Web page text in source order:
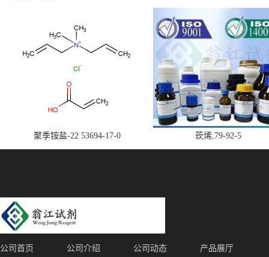
聚季铵盐-22 53694-17-0 莰烯,79-92-5
公司首页 公司介绍 公司动态 产品展厅